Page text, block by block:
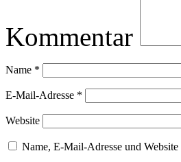
Kommentar
Name *
E-Mail-Adresse *
Website
Name, E-Mail-Adresse und